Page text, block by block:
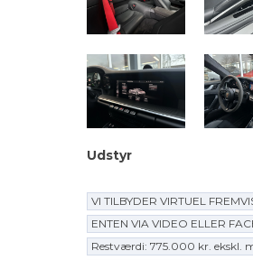
Udstyr
VI TILBYDER VIRTUEL
ENTEN VIA VIDEO ELLER
Restværdi: 775.000 kr. ekskl.